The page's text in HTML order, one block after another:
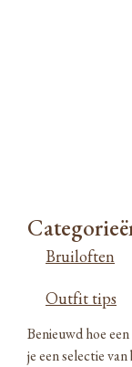
Bruiloften
Outfit tips
Benieuwd hoe
je een selectie